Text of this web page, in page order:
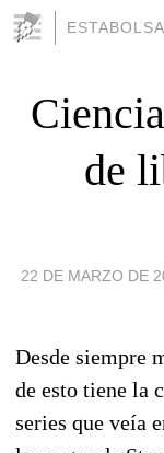
de
22 DE MARZO DE
Desde siempre
de esto tiene la
series que veía